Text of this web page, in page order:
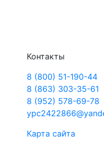
Контакты
8 (800) 51-190-44
8 (863) 303-35-61
8 (952) 578-69-78
Карта сайта